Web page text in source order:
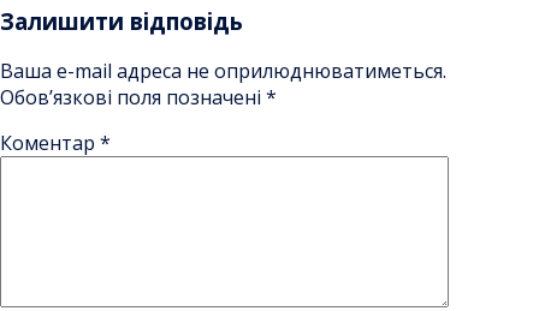
Залишити відповідь
Ваша e-mail адреса не оприлюднюватиметься.
Обов’язкові поля позначені *
Коментар *